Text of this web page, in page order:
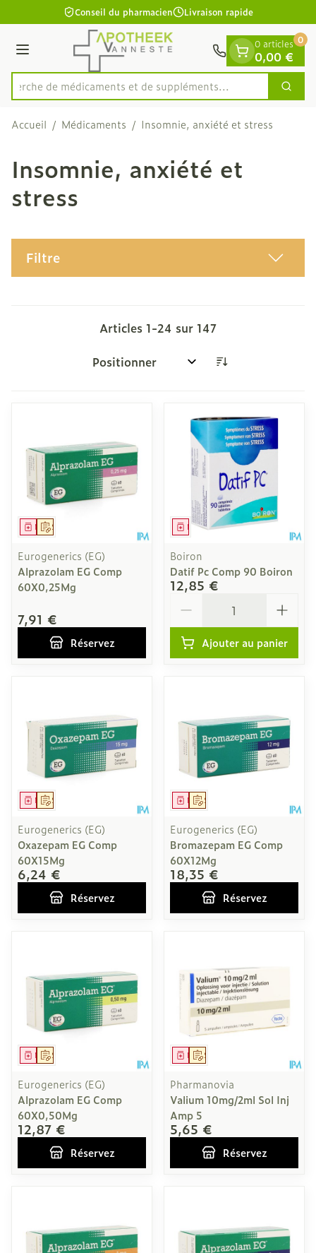
Aller au contenu
1 de 1
Conseil du pharmacien Livraison rapide
Menu
Rechercher
Recherche de médicaments et
0 articles
0,00 €
0
Accueil / Médicaments / Insomnie, anxiété et stress
Insomnie, anxiété et
stress
Filtre
Articles 1-24 sur 147
Trier par:
Sur prescription
Médicament
Eurogenerics (EG)
Alprazolam EG Comp
60X0,25Mg
7,91 €
Réservez
Médicament
Boiron
Datif Pc Comp 90 Boiron
12,85 €
Ajouter au panier
Sur prescription
Médicament
Eurogenerics (EG)
Oxazepam EG Comp
60X15Mg
6,24 €
Réservez
Sur prescription
Médicament
Eurogenerics (EG)
Bromazepam EG Comp
60X12Mg
18,35 €
Réservez
Sur prescription
Médicament
Eurogenerics (EG)
Alprazolam EG Comp
60X0,50Mg
12,87 €
Réservez
Sur prescription
Médicament
Pharmanovia
Valium 10mg/2ml Sol Inj
Amp 5
5,65 €
Réservez